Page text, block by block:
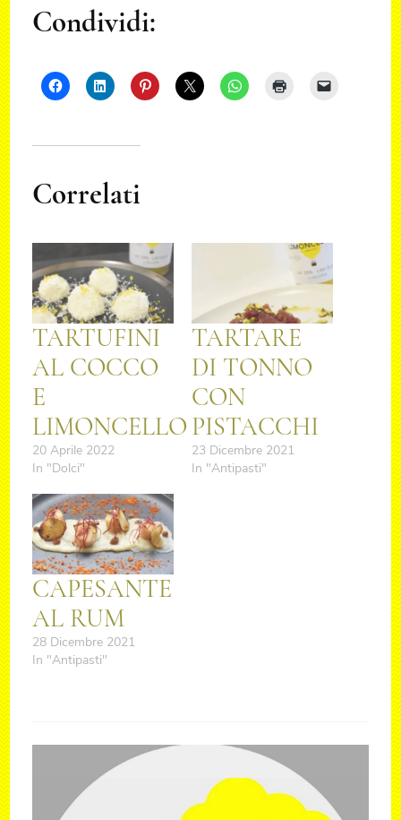
Condividi:
Correlati
TARTUFINI
AL COCCO
E
LIMONCELLO
20 Aprile 2022
In "Dolci"
TARTARE
DI TONNO
CON
PISTACCHI
23 Dicembre 2021
In "Antipasti"
CAPESANTE
AL RUM
28 Dicembre 2021
In "Antipasti"